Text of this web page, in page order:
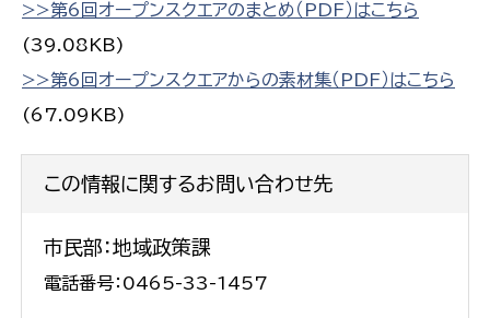
>>第6回オープンスクエアのまとめ（PDF）はこちら
(39.08KB)
>>第6回オープンスクエアからの素材集（PDF）はこちら
(67.09KB)
この情報に関するお問い合わせ先
市民部：地域政策課
電話番号：0465-33-1457